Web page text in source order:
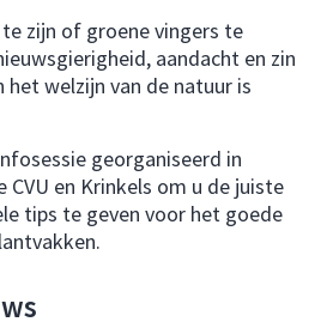
zijn of groene vingers te
aandacht en zin
het welzijn van de natuur is
georganiseerd in
CVU en Krinkels om u de juiste
tips te geven voor het goede